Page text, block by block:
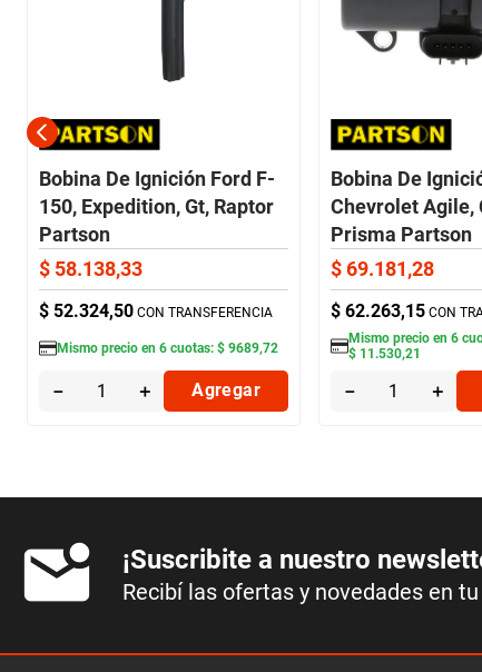
Bobina De Ignición Ford F-
150, Expedition, Gt, Raptor
Partson
$ 58.138,33
$ 52.324,50 CON TRANSFERENCIA
Mismo precio en 6cuotas: $ 9689,72
＋
－ Agregar
Bobina De
Chevrolet Agile,
Prisma Partson
$ 69.181,28
$ 62.263,15 CON
Mismo precio en6
$ 11 .530,21
＋
－
¡Suscribite a nuestro
Recibí las ofertas y novedades en